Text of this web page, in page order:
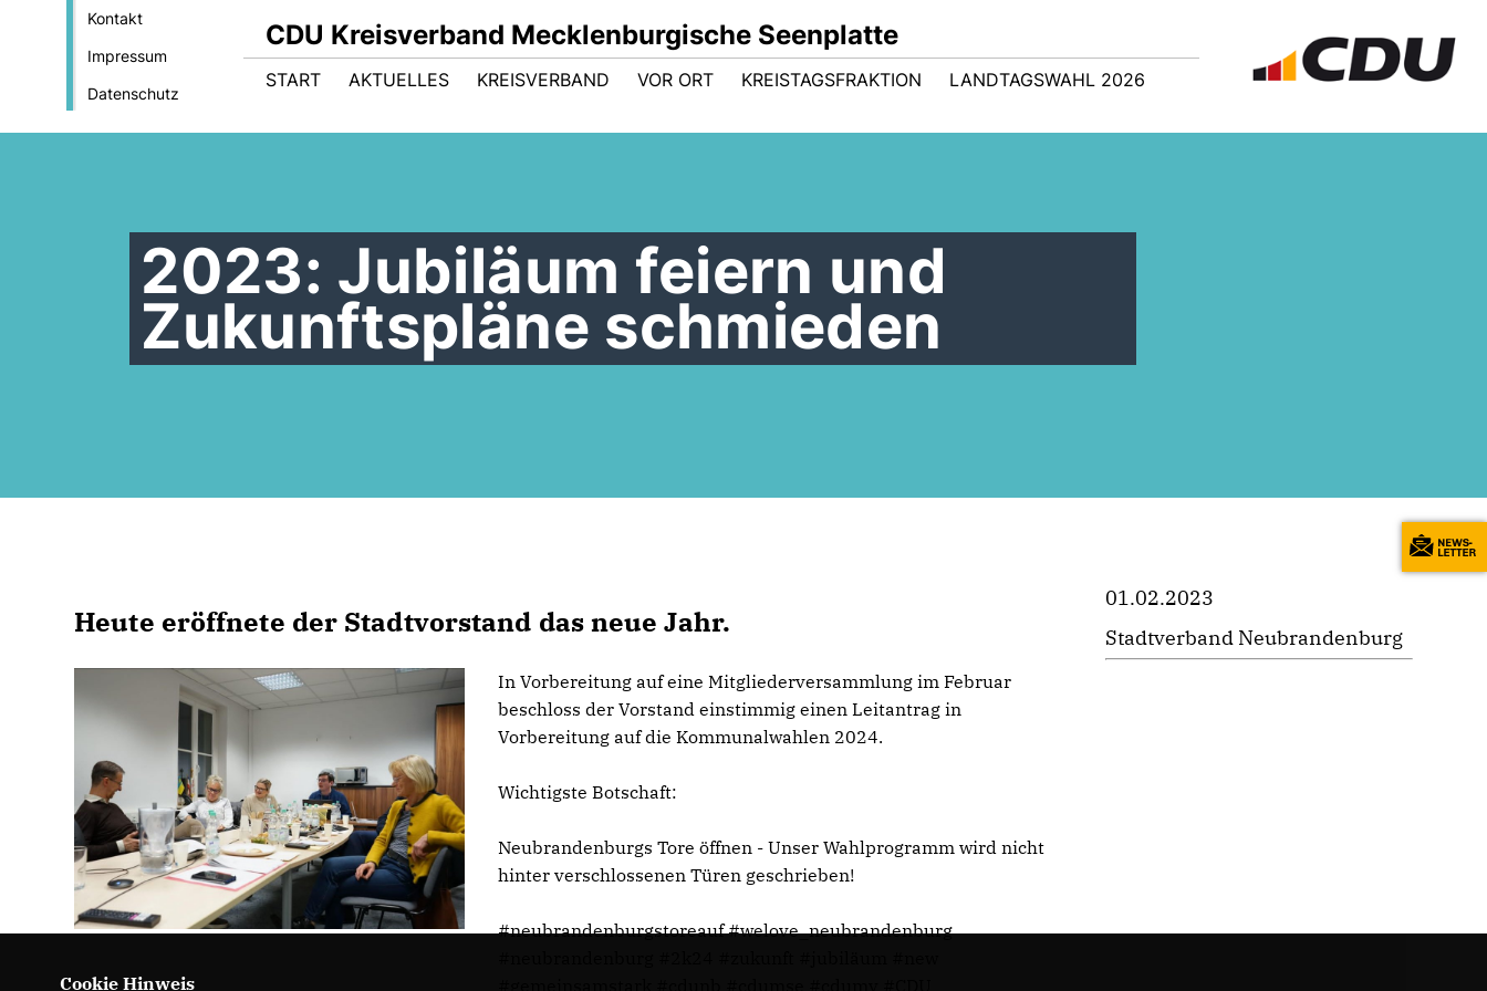
Kontakt
Impressum
Datenschutz
CDU Kreisverband Mecklenburgische Seenplatte
START AKTUELLES KREISVERBAND VOR ORT KREISTAGSFRAKTION LANDTAGSWAHL 2026
2023: Jubiläum feiern und
Zukunftspläne schmieden
Heute eröffnete der Stadtvorstand das neue Jahr.
In Vorbereitung auf eine Mitgliederversammlung im Februar
beschloss der Vorstand einstimmig einen Leitantrag in
Vorbereitung auf die Kommunalwahlen 2024.
Wichtigste Botschaft:
Neubrandenburgs Tore öffnen - Unser Wahlprogramm wird nicht
hinter verschlossenen Türen geschrieben!
#neubrandenburgstoreauf #welove_neubrandenburg
01.02.2023
Stadtverband Neubrandenburg
Cookie Hinweis